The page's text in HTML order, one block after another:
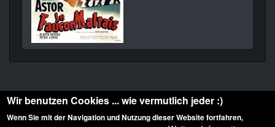
Wir benutzen Cookies ... wie vermutlich jeder :)
Wenn Sie mit der Navigation und Nutzung dieser Website fortfahren,